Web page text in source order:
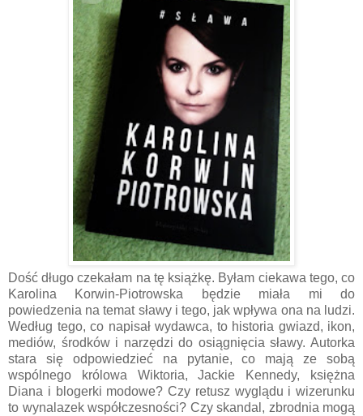
Dość długo czekałam na tę książkę. Byłam ciekawa tego, co
Karolina Korwin-Piotrowska będzie miała mi do
powiedzenia na temat sławy i tego, jak wpływa ona na ludzi.
Według tego, co napisał wydawca, to historia gwiazd, ikon,
mediów, środków i narzędzi do osiągnięcia sławy. Autorka
stara się odpowiedzieć na pytanie, co mają ze sobą
wspólnego królowa Wiktoria, Jackie Kennedy, księżna
Diana i blogerki modowe? Czy retusz wyglądu i wizerunku
to wynalazek współczesności? Czy skandal, zbrodnia mogą